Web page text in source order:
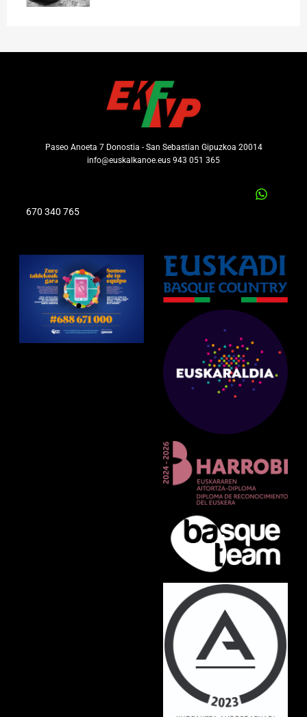
Paseo Anoeta 7 Donostia - San Sebastian Gipuzkoa 20014
info@euskalkanoe.eus 943 051 365
670 340 765